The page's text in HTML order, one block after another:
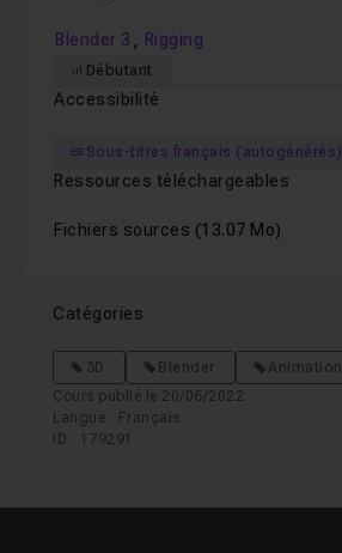
Blender 3 , Rigging
Débutant
Accessibilité
Sous-titres français (autogénérés)
Ressources téléchargeables
Fichiers sources (13.07 Mo)
Catégories
3D Blender
Animation
Cours publié le 20/06/2022
Langue : Français
ID : 179291